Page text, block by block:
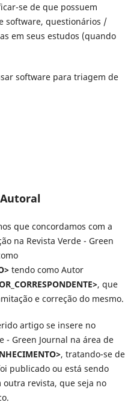
se de que possuem
software, questionários /
em seus estudos (quando
software para triagem de
que concordamos com a
na Revista Verde - Green
tendo como Autor
, que
e correção do mesmo.
artigo se insere no
- Green Journal na área de
, tratando-se de
publicado ou está sendo
revista, que seja no